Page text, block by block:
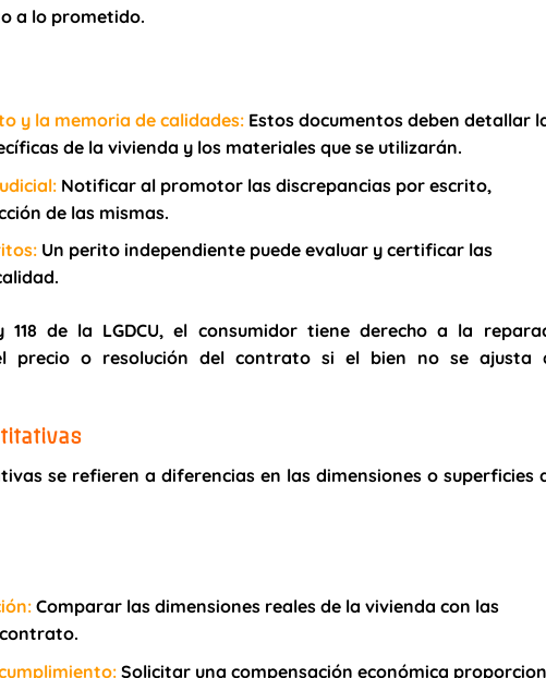
a lo prometido.
y la memoria de calidades:Estos documentos deben detallar
de la vivienda y los materiales que se utilizarán.
:Notificar al promotor las discrepancias por escrito,
de las mismas.
:Un perito independiente puede evaluar y certificar las
118 de la LGDCU, el consumidor tiene derecho a la
precio o resolución del contrato si el bien no se ajusta
se refieren a diferencias en las dimensiones o superficies
:Comparar las dimensiones reales de la vivienda con las
:Solicitar una compensación económica